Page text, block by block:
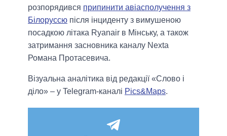
розпорядився припинити авіасполучення з
Білоруссю після інциденту з вимушеною
посадкою літака Ryanair в Мінську, а також
затримання засновника каналу Nexta
Романа Протасевича.
Візуальна аналітика від редакції «Слово і
діло» – у Telegram-каналі Pics&Maps.